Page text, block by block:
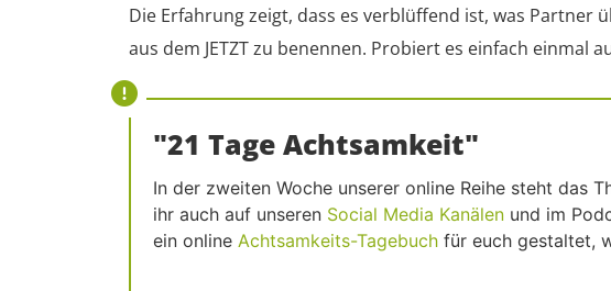
Die Erfahrung zeigt, dass es verblüffend ist, was Partner
aus dem JETZT zu benennen. Probiert es einfach einmal
"21 Tage Achtsamkeit"
In der zweiten Woche unserer online Reihe steht das
ihr auch auf unseren Social Media Kanälen und im
ein online Achtsamkeits-Tagebuch für euch gestaltet,